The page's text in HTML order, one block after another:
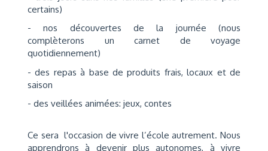
certains)
- nos découvertes de la journée (nous
complèterons un carnet de voyage
quotidiennement)
- des repas à base de produits frais, locaux et de
saison
- des veillées animées: jeux, contes
Ce sera l'occasion de vivre l’école autrement. Nous
apprendrons à devenir plus autonomes, à vivre